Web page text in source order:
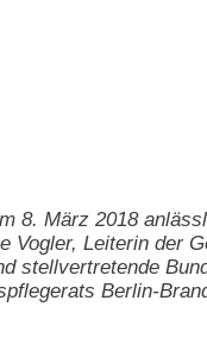
8. März 2018
Vogler, Leiterin der
stellvertretende
Berlin-